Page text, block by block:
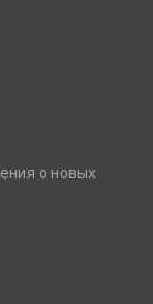
о новых